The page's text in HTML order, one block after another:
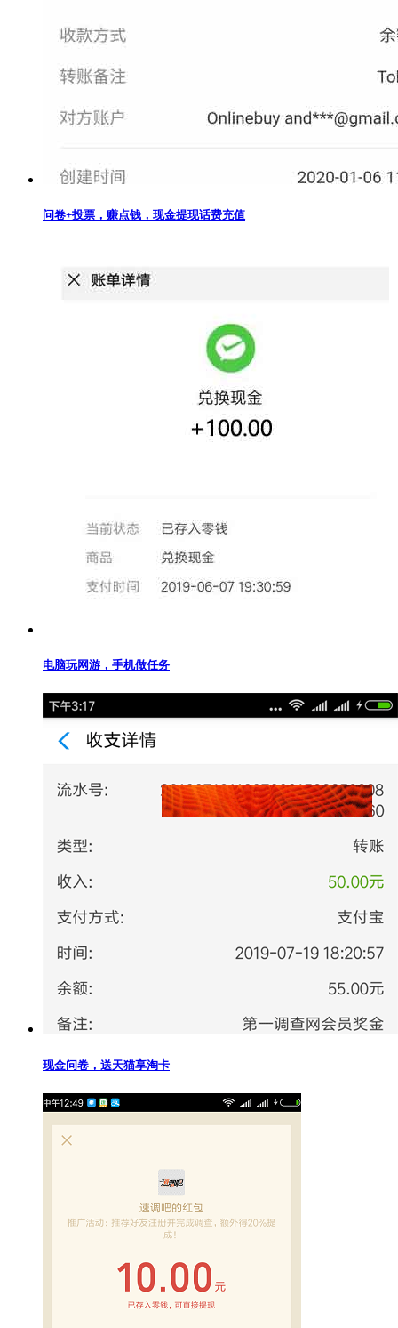
问卷+投票，赚点钱，现金提现话费充值
电脑玩网游，手机做任务
现金问卷，送天猫享淘卡